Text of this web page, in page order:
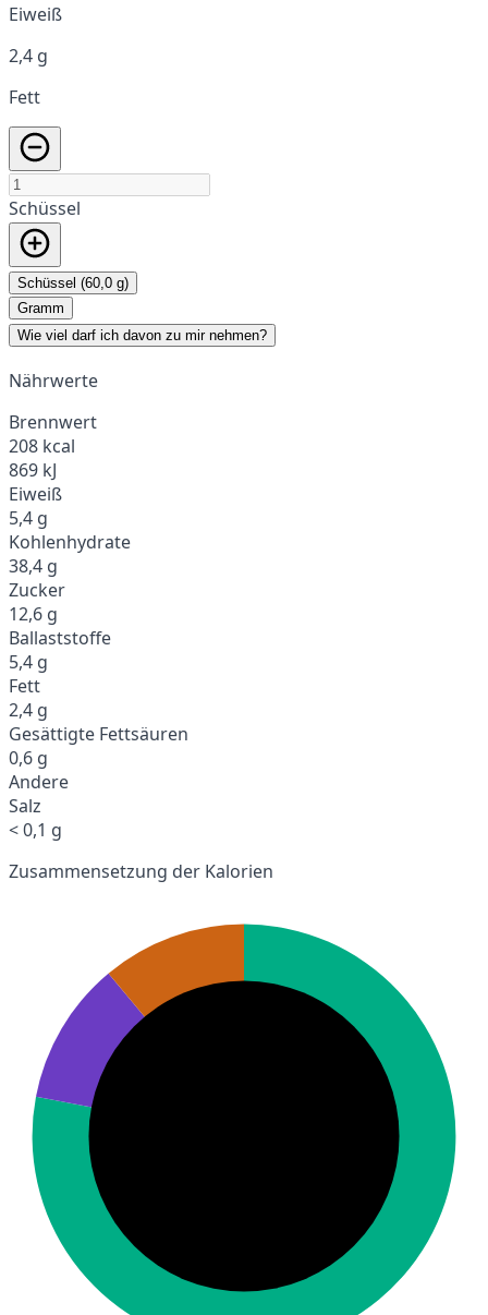
Eiweiß
2,4 g
Fett
Schüssel
Schüssel (60,0 g)
Gramm
Wie viel darf ich davon zu mir nehmen?
Nährwerte
Brennwert
208 kcal
869 kJ
Eiweiß
5,4 g
Kohlenhydrate
38,4 g
Zucker
12,6 g
Ballaststoffe
5,4 g
Fett
2,4 g
Gesättigte Fettsäuren
0,6 g
Andere
Salz
< 0,1 g
Zusammensetzung der Kalorien